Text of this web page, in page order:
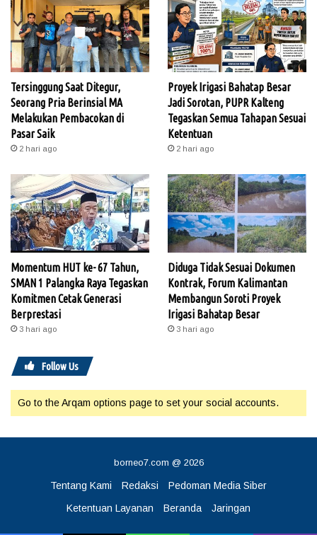
Tersinggung Saat Ditegur,
Seorang Pria Berinsial MA
Melakukan Pembacokan di
Pasar Saik
2 hari ago
Proyek Irigasi Bahatap Besar
Jadi Sorotan, PUPR Kalteng
Tegaskan Semua Tahapan Sesuai
Ketentuan
2 hari ago
Momentum HUT ke- 67 Tahun,
SMAN 1 Palangka Raya Tegaskan
Komitmen Cetak Generasi
Berprestasi
3 hari ago
Diduga Tidak Sesuai Dokumen
Kontrak, Forum Kalimantan
Membangun Soroti Proyek
Irigasi Bahatap Besar
3 hari ago
Follow Us
Go to the Arqam options page to set your social accounts.
borneo7.com @ 2026
Tentang Kami Redaksi
Pedoman Media Siber
Ketentuan Layanan
Beranda Jaringan